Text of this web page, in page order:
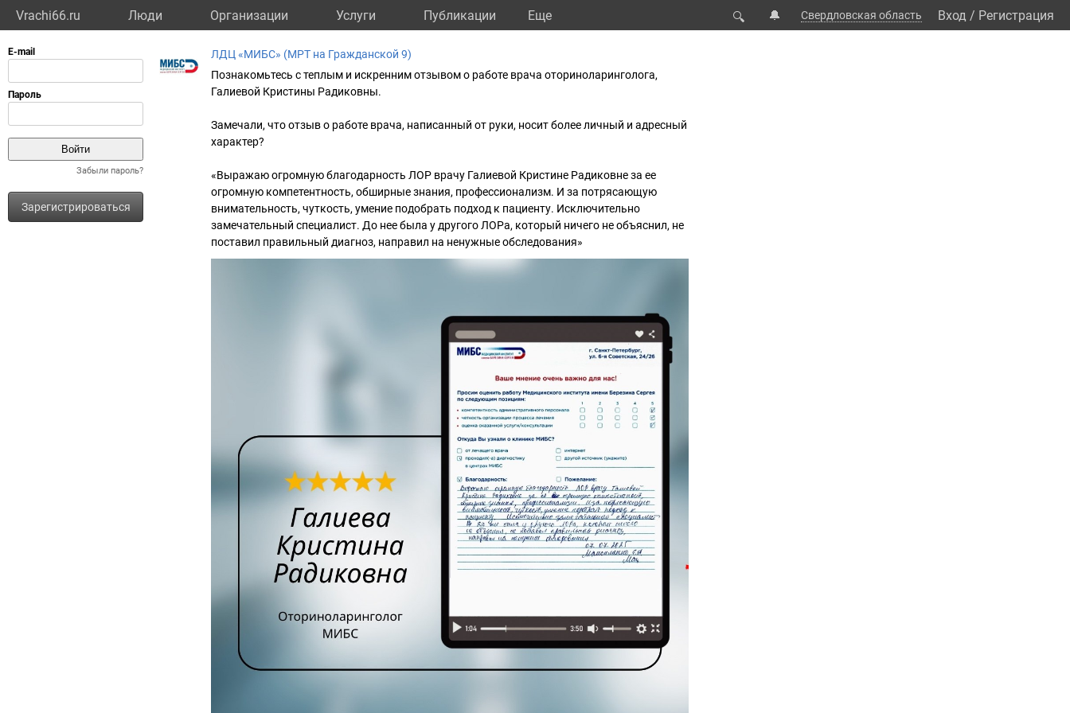
Vrachi66.ru Люди Организации Услуги Публикации Eще 🔍 🔔 Свердловская область Вход / Регистрация
Забыли пароль?
Зарегистрироваться
ЛДЦ «МИБС» (МРТ на Гражданской 9)
Познакомьтесь с теплым и искренним отзывом о работе врача оториноларинголога,
Галиевой Кристины Радиковны.
Замечали, что отзыв о работе врача, написанный от руки, носит более личный и адресный
характер?
«Выражаю огромную благодарность ЛОР врачу Галиевой Кристине Радиковне за ее
огромную компетентность, обширные знания, профессионализм. И за потрясающую
внимательность, чуткость, умение подобрать подход к пациенту. Исключительно
замечательный специалист. До нее была у другого ЛОРа, который ничего не объяснил, не
поставил правильный диагноз, направил на ненужные обследования»